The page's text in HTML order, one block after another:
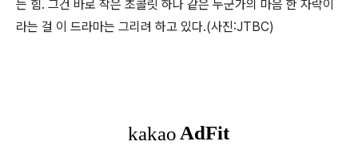
는 힘. 그건 바로 작은 초콜릿 하나 같은 누군가의 마음 한 자락이
라는 걸 이 드라마는 그리려 하고 있다.(사진:JTBC)